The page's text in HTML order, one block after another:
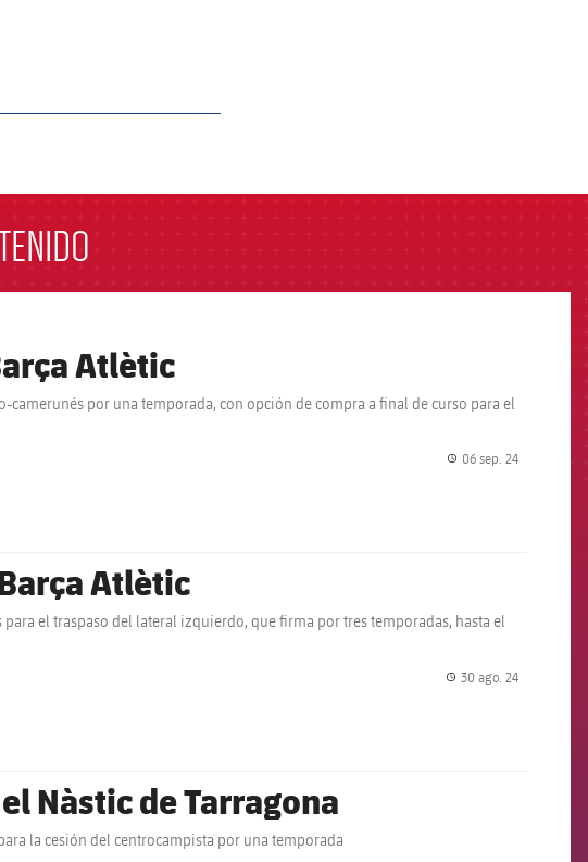
Atlètic
camerunés por una temporada, con opción de compra a final de curso para el
06 sep. 24
Atlètic
el traspaso del lateral izquierdo, que firma por tres temporadas, hasta el
30 ago. 24
Nàstic de Tarragona
la cesión del centrocampista por una temporada